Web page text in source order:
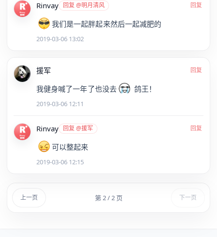
Rinvay 回复 @明月清风 回复
我们是一起胖起来然后一起减肥的
2019-03-06 13:02
援军 回复
我健身喊了一年了也没去 鸽王！
2019-03-06 12:11
Rinvay 回复 @援军 回复
可以整起来
2019-03-06 12:15
上一页 第 2 / 2 页 下一页